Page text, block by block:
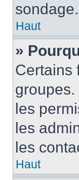
sondage.
Haut
»
Certains
les
les
les
Haut